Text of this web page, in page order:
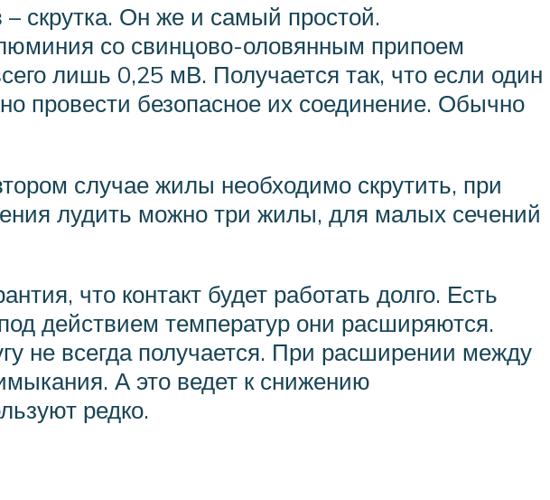
скрутка. Он же и самый простой.
со свинцово-оловянным припоем
лишь 0,25 мВ. Получается так, что если один
провести безопасное их соединение. Обычно
случае жилы необходимо скрутить, при
лудить можно три жилы, для малых сечений
что контакт будет работать долго. Есть
действием температур они расширяются.
не всегда получается. При расширении между
А это ведет к снижению
редко.